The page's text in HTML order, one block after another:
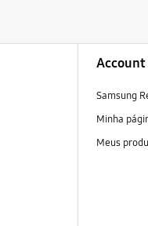
Account
Samsung
Minha
Meus